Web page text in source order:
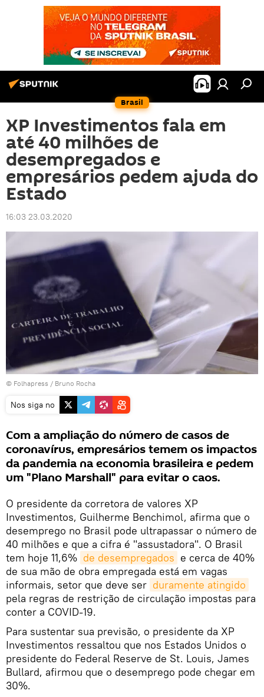
Brasil
XP Investimentos fala em
até 40 milhões de
desempregados e
empresários pedem ajuda do
Estado
16:03 23.03.2020
© Folhapress / Bruno Rocha
Nos siga no
Com a ampliação do número de casos de
coronavírus, empresários temem os impactos
da pandemia na economia brasileira e pedem
um "Plano Marshall" para evitar o caos.
O presidente da corretora de valores XP
Investimentos, Guilherme Benchimol, afirma que o
desemprego no Brasil pode ultrapassar o número de
40 milhões e que a cifra é "assustadora". O Brasil
tem hoje 11,6% de desempregados e cerca de 40%
de sua mão de obra empregada está em vagas
informais, setor que deve ser duramente atingido
pela regras de restrição de circulação impostas para
conter a COVID-19.
Para sustentar sua previsão, o presidente da XP
Investimentos ressaltou que nos Estados Unidos o
presidente do Federal Reserve de St. Louis, James
Bullard, afirmou que o desemprego pode chegar em
30%.